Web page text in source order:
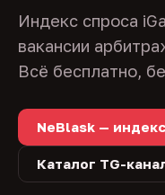
Индекс спроса
вакансии
Всё бесплатно,
NeBlask —
Каталог TG-